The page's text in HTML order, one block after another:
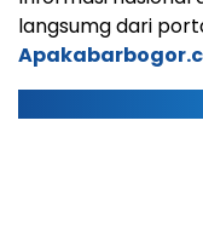
langsumg dari